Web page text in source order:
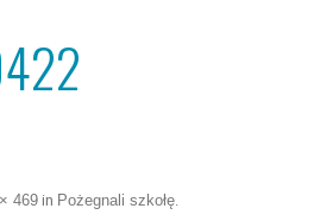
469 in Pożegnali szkołę.